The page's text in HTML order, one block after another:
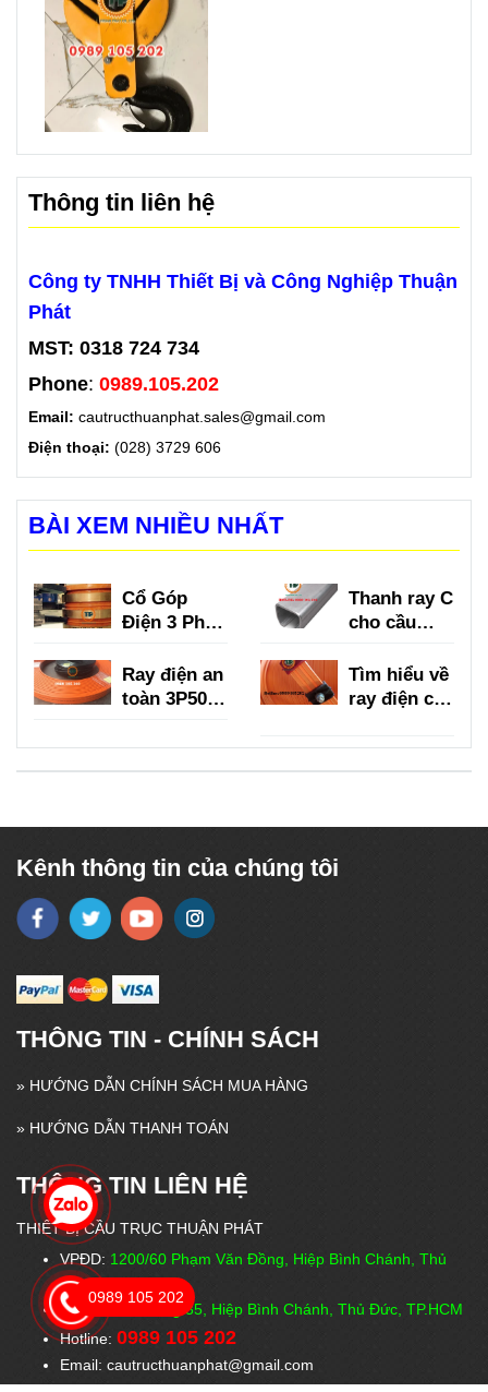
Thông tin liên hệ
Công ty TNHH Thiết Bị và Công Nghiệp Thuận
Phát
MST: 0318 724 734
Phone: 0989.105.202
Email: cautructhuanphat.sales@gmail.com
Điện thoại: (028) 3729 606
BÀI XEM NHIỀU NHẤT
Cổ Góp
Điện 3 Pha
Thanh ray C
cho cầu
Ray điện an
toàn 3P50A,
3P100A,
3P150A
Tìm hiểu về
ray điện cầu
150A
Kênh thông tin của chúng tôi
THÔNG TIN - CHÍNH SÁCH
» HƯỚNG DẪN CHÍNH SÁCH MUA HÀNG
» HƯỚNG DẪN THANH TOÁN
THÔNG TIN LIÊN HỆ
THIẾT BỊ CẦU TRỤC THUẬN PHÁT
VPĐD: 1200/60 Phạm Văn Đồng, Hiệp Bình Chánh, Thủ
Đức, TP.HCM
VPGD:
26 Đường 35, Hiệp Bình Chánh, Thủ Đức, TP.HCM
Hotline: 0989 105 202
Email: cautructhuanphat@gmail.com
0989 105 202